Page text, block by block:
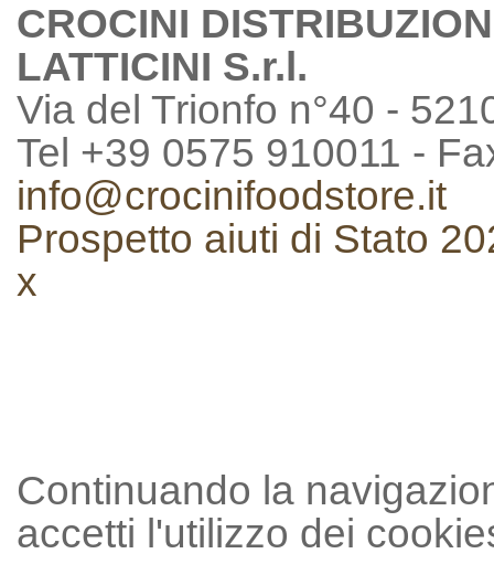
CROCINI
LATTICINI S.r.l.
Via del Trionfo n°40 -
Tel +39 0575 910011 -
info@crocinifoodstore.it
Prospetto aiuti di Stato
x
Continuando la
accetti l'utilizzo dei